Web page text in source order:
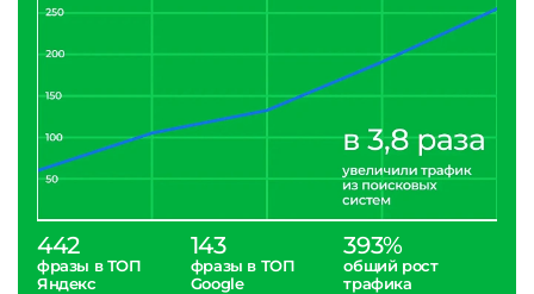
442
фразы в ТОП
Яндекс
143
фразы в ТОП
Google
393%
общий рост
трафика